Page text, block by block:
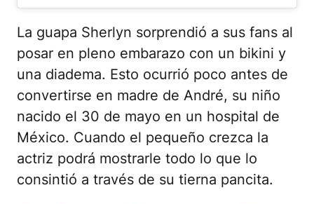
La guapa Sherlyn sorprendió a sus fans al
posar en pleno embarazo con un bikini y
una diadema. Esto ocurrió poco antes de
convertirse en madre de André, su niño
nacido el 30 de mayo en un hospital de
México. Cuando el pequeño crezca la
actriz podrá mostrarle todo lo que lo
consintió a través de su tierna pancita.